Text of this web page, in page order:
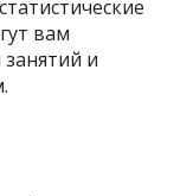
вам
и